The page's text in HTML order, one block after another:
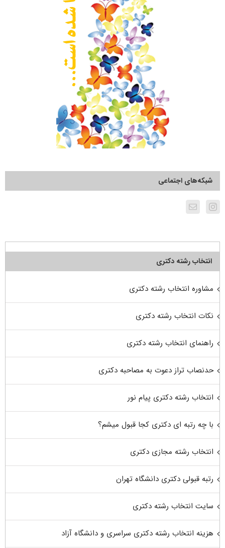
شبکه‌های اجتماعی
انتخاب رشته دکتری
مشاوره انتخاب رشته دکتری
نکات انتخاب رشته دکتری
راهنمای انتخاب رشته دکتری
حدنصاب تراز دعوت به مصاحبه دکتری
انتخاب رشته دکتری پیام نور
با چه رتبه ای دکتری کجا قبول میشم؟
انتخاب رشته مجازی دکتری
رتبه قبولی دکتری دانشگاه تهران
سایت انتخاب رشته دکتری
هزینه انتخاب رشته دکتری سراسری و دانشگاه آزاد